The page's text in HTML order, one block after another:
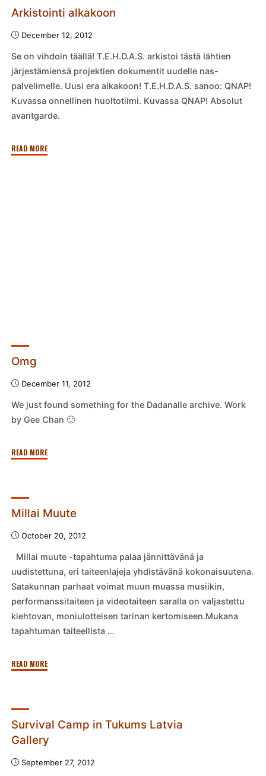
Arkistointi alkakoon
December 12, 2012
Se on vihdoin täällä! T.E.H.D.A.S. arkistoi tästä lähtien
järjestämiensä projektien dokumentit uudelle nas-
palvelimelle. Uusi era alkakoon! T.E.H.D.A.S. sanoo: QNAP!
Kuvassa onnellinen huoltotiimi. Kuvassa QNAP! Absolut
avantgarde.
READ MORE"Arkistointi
Omg
December 11, 2012
We just found something for the Dadanalle archive. Work
by Gee Chan 🙂
READ MORE"Omg"
Millai Muute
October 20, 2012
Millai muute -tapahtuma palaa jännittävänä ja
uudistettuna, eri taiteenlajeja yhdistävänä kokonaisuutena.
Satakunnan parhaat voimat muun muassa musiikin,
performanssitaiteen ja videotaiteen saralla on valjastettu
kiehtovan, moniulotteisen tarinan kertomiseen.Mukana
tapahtuman taiteellista …
READ MORE"Millai
Survival Camp in Tukums Latvia
Gallery
September 27, 2012